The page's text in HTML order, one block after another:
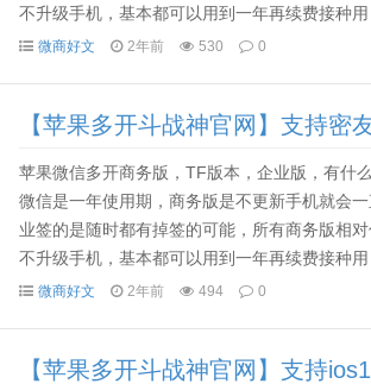
不升级手机，基本都可以用到一年再续费接种
一般80多天后就要用电脑，或者其他手机设备
微商好文 2年前 530 0
【苹果多开斗战神官网】支持密
苹果微信多开商务版，TF版本，企业版，有什
微信是一年使用期，商务版是不更新手机就会
业签的是随时都有掉签的可能，所有商务版相
不升级手机，基本都可以用到一年再续费接种
一般80多天后就要用电脑，或者其他手机设备
微商好文 2年前 494 0
【苹果多开斗战神官网】支持